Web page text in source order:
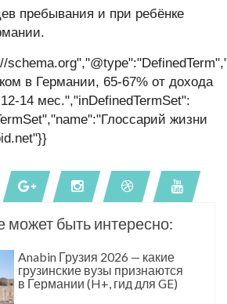
пребывания и при ребёнке
в Германии, 65-67% от дохода
14 мес.","inDefinedTermSet":
жизни
может быть интересно:
Anabin Грузия 2026 — какие
грузинские вузы признаются
в Германии (H+, гид для GE)